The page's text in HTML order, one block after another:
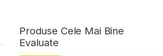
Produse Cele Mai Bine
Evaluate